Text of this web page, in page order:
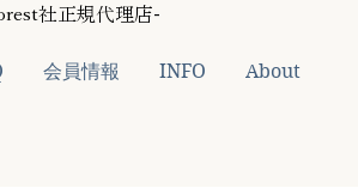
社正規代理店-
会員情報 INFO About